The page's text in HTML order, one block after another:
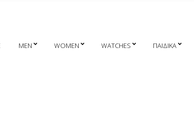
MEN WOMEN WATCHES ΠΑΙΔΙΚΑ